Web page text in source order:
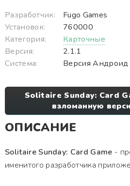
Разработчик:
Fugo Games
Установок:
760000
Категория:
Карточные
Версия:
2.1.1
Система:
Версия Андроид
Solitaire Sunday: Card
взломанную
ОПИСАНИЕ
Solitaire Sunday: Card Game -
именитого разработчика